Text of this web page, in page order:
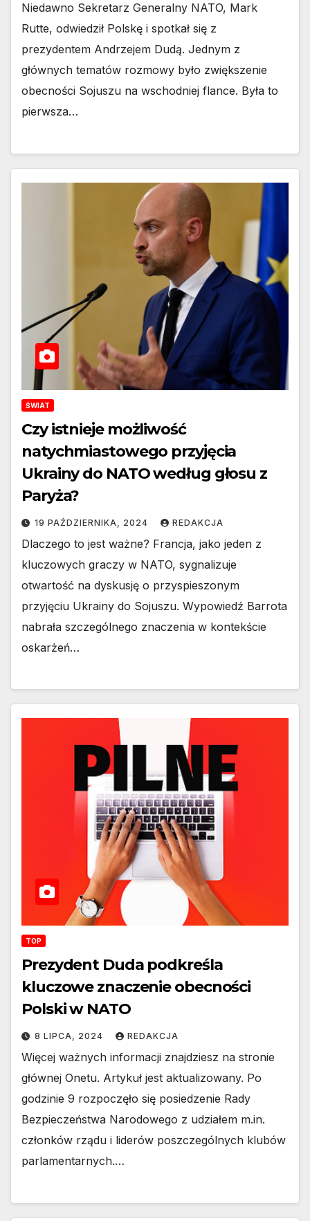
Niedawno Sekretarz Generalny NATO, Mark
Rutte, odwiedził Polskę i spotkał się z
prezydentem Andrzejem Dudą. Jednym z
głównych tematów rozmowy było zwiększenie
obecności Sojuszu na wschodniej flance. Była to
pierwsza…
ŚWIAT
Czy istnieje możliwość
natychmiastowego przyjęcia
Ukrainy do NATO według głosu z
Paryża?
19 PAŹDZIERNIKA, 2024 REDAKCJA
Dlaczego to jest ważne? Francja, jako jeden z
kluczowych graczy w NATO, sygnalizuje
otwartość na dyskusję o przyspieszonym
przyjęciu Ukrainy do Sojuszu. Wypowiedź Barrota
nabrała szczególnego znaczenia w kontekście
oskarżeń…
TOP
Prezydent Duda podkreśla
kluczowe znaczenie obecności
Polski w NATO
8 LIPCA, 2024 REDAKCJA
Więcej ważnych informacji znajdziesz na stronie
głównej Onetu. Artykuł jest aktualizowany. Po
godzinie 9 rozpoczęło się posiedzenie Rady
Bezpieczeństwa Narodowego z udziałem m.in.
członków rządu i liderów poszczególnych klubów
parlamentarnych.…